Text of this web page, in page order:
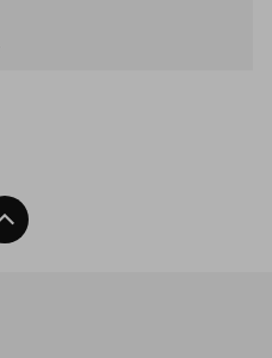
Back To Top